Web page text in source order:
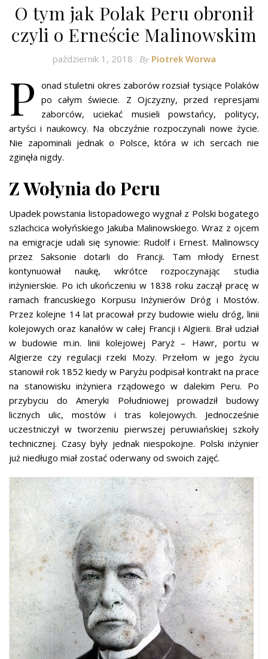
O tym jak Polak Peru obronił
czyli o Erneście Malinowskim
październik 1, 2018 By Piotrek Worwa
P onad stuletni okres zaborów rozsiał tysiące Polaków
po całym świecie. Z Ojczyzny, przed represjami
zaborców, uciekać musieli powstańcy, politycy,
artyści i naukowcy. Na obczyźnie rozpoczynali nowe życie.
Nie zapominali jednak o Polsce, która w ich sercach nie
zginęła nigdy.
Z Wołynia do Peru
Upadek powstania listopadowego wygnał z Polski bogatego
szlachcica wołyńskiego Jakuba Malinowskiego. Wraz z ojcem
na emigracje udali się synowie: Rudolf i Ernest. Malinowscy
przez Saksonie dotarli do Francji. Tam młody Ernest
kontynuował naukę, wkrótce rozpoczynając studia
inżynierskie. Po ich ukończeniu w 1838 roku zaczął pracę w
ramach francuskiego Korpusu Inżynierów Dróg i Mostów.
Przez kolejne 14 lat pracował przy budowie wielu dróg, linii
kolejowych oraz kanałów w całej Francji i Algierii. Brał udział
w budowie m.in. linii kolejowej Paryż – Hawr, portu w
Algierze czy regulacji rzeki Mozy. Przełom w jego życiu
stanowił rok 1852 kiedy w Paryżu podpisał kontrakt na prace
na stanowisku inżyniera rządowego w dalekim Peru. Po
przybyciu do Ameryki Południowej prowadził budowy
licznych ulic, mostów i tras kolejowych. Jednocześnie
uczestniczył w tworzeniu pierwszej peruwiańskiej szkoły
technicznej. Czasy były jednak niespokojne. Polski inżynier
już niedługo miał zostać oderwany od swoich zajęć.